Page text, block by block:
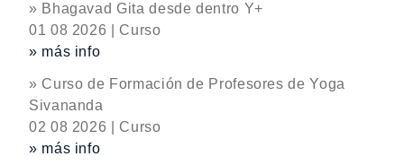
» Bhagavad Gita desde dentro Y+
01 08 2026 | Curso
» más info
» Curso de Formación de Profesores de Yoga
Sivananda
02 08 2026 | Curso
» más info